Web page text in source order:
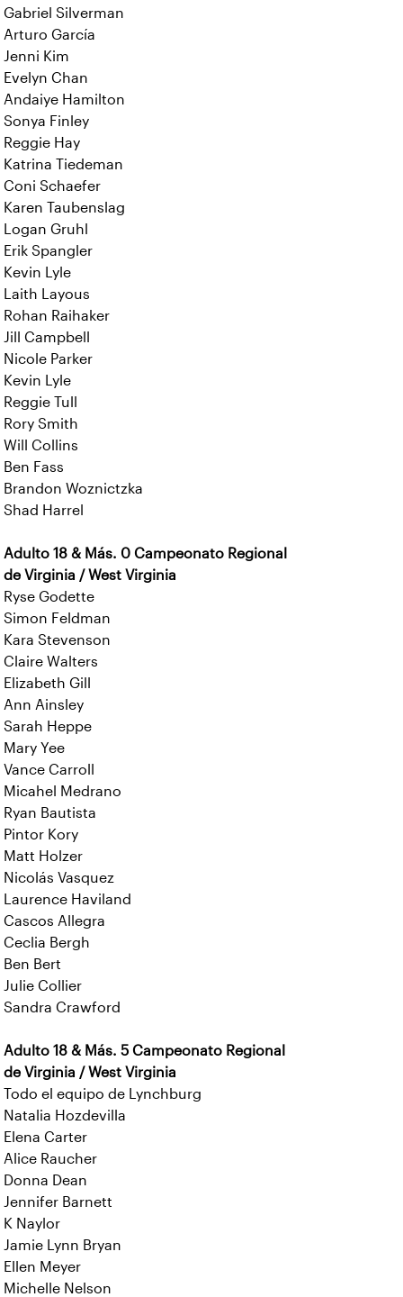
Gabriel Silverman
Arturo García
Jenni Kim
Evelyn Chan
Andaiye Hamilton
Sonya Finley
Reggie Hay
Katrina Tiedeman
Coni Schaefer
Karen Taubenslag
Logan Gruhl
Erik Spangler
Kevin Lyle
Laith Layous
Rohan Raihaker
Jill Campbell
Nicole Parker
Kevin Lyle
Reggie Tull
Rory Smith
Will Collins
Ben Fass
Brandon Woznictzka
Shad Harrel
Adulto 18 & Más. 0 Campeonato Regional
de Virginia / West Virginia
Ryse Godette
Simon Feldman
Kara Stevenson
Claire Walters
Elizabeth Gill
Ann Ainsley
Sarah Heppe
Mary Yee
Vance Carroll
Micahel Medrano
Ryan Bautista
Pintor Kory
Matt Holzer
Nicolás Vasquez
Laurence Haviland
Cascos Allegra
Ceclia Bergh
Ben Bert
Julie Collier
Sandra Crawford
Adulto 18 & Más. 5 Campeonato Regional
de Virginia / West Virginia
Todo el equipo de Lynchburg
Natalia Hozdevilla
Elena Carter
Alice Raucher
Donna Dean
Jennifer Barnett
K Naylor
Jamie Lynn Bryan
Ellen Meyer
Michelle Nelson